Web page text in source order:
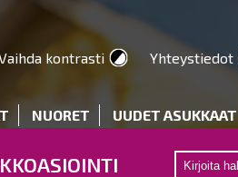
kontrasti Yhteystiedot
NUORET UUDET ASUKKAAT